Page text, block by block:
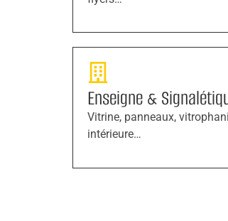
Enseigne &
Vitrine, panneaux,
intérieure…